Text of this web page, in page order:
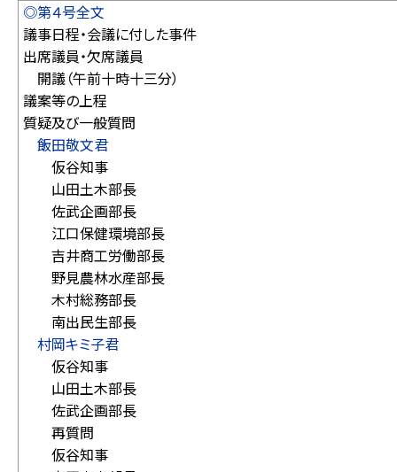
◎第４号全文
議事日程・会議に付した事件
出席議員・欠席議員
開議（午前十時十三分）
議案等の上程
質疑及び一般質問
飯田敬文君
仮谷知事
山田土木部長
佐武企画部長
江口保健環境部長
吉井商工労働部長
野見農林水産部長
木村総務部長
南出民生部長
村岡キミ子君
仮谷知事
山田土木部長
佐武企画部長
再質問
仮谷知事